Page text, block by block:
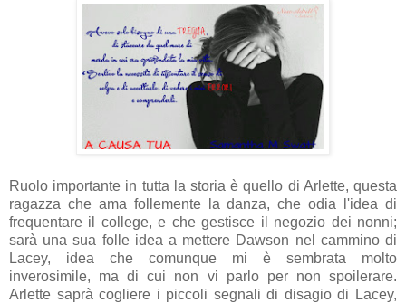
Ruolo importante in tutta la storia è quello di Arlette, questa
ragazza che ama follemente la danza, che odia l'idea di
frequentare il college, e che gestisce il negozio dei nonni;
sarà una sua folle idea a mettere Dawson nel cammino di
Lacey, idea che comunque mi è sembrata molto
inverosimile, ma di cui non vi parlo per non spoilerare.
Arlette saprà cogliere i piccoli segnali di disagio di Lacey,